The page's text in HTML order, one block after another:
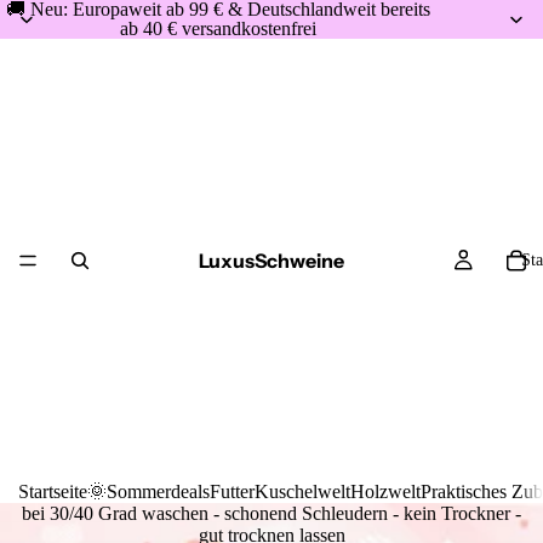
🚚 Neu: Europaweit ab 99 € & Deutschlandweit bereits
ab 40 € versandkostenfrei
LuxusSchweine
Startseite🌞SommerdealsFutterKuschelweltHolzweltPraktisches
bei 30/40 Grad waschen - schonend Schleudern - kein Trockner -
gut trocknen lassen